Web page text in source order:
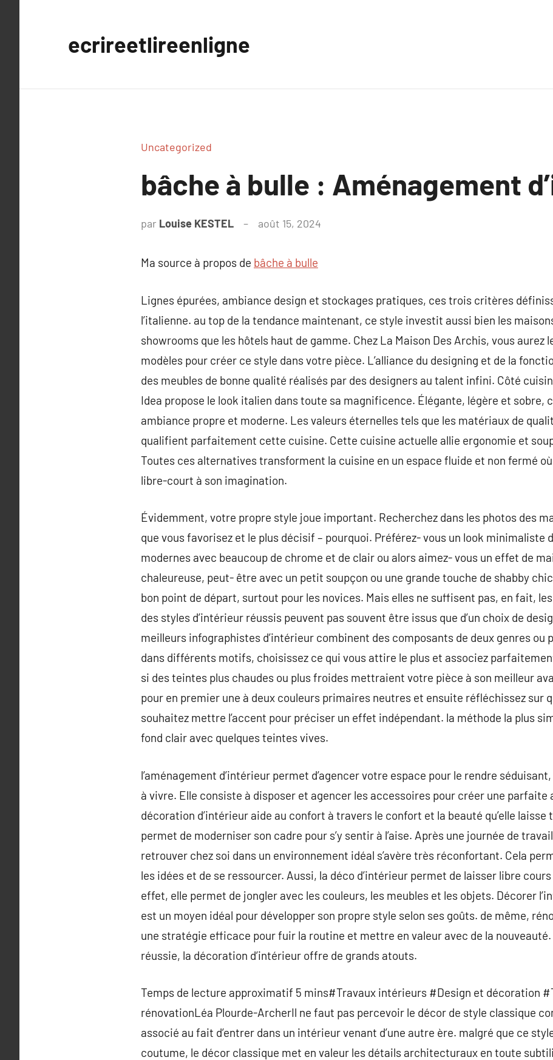
ecrireetlireenligne
Uncategorized
bâche à bulle : Aménagement
par Louise KESTEL août 15, 2024
Ma source à propos de bâche à bulle
Lignes épurées, ambiance design et stockages pratiques, ces trois critères
l’italienne. au top de la tendance maintenant, ce style investit aussi bien les
showrooms que les hôtels haut de gamme. Chez La Maison Des Archis, vous aurez
modèles pour créer ce style dans votre pièce. L’alliance du designing et de la
des meubles de bonne qualité réalisés par des designers au talent infini. Côté
Idea propose le look italien dans toute sa magnificence. Élégante, légère et sobre,
ambiance propre et moderne. Les valeurs éternelles tels que les matériaux de
qualifient parfaitement cette cuisine. Cette cuisine actuelle allie ergonomie et
Toutes ces alternatives transforment la cuisine en un espace fluide et non fermé
libre-court à son imagination.
Évidemment, votre propre style joue important. Recherchez dans les photos des
que vous favorisez et le plus décisif – pourquoi. Préférez- vous un look minimaliste
modernes avec beaucoup de chrome et de clair ou alors aimez- vous un effet de
chaleureuse, peut- être avec un petit soupçon ou une grande touche de shabby
bon point de départ, surtout pour les novices. Mais elles ne suffisent pas, en fait,
des styles d’intérieur réussis peuvent pas souvent être issus que d’un choix de
meilleurs infographistes d’intérieur combinent des composants de deux genres ou
dans différents motifs, choisissez ce qui vous attire le plus et associez
si des teintes plus chaudes ou plus froides mettraient votre pièce à son meilleur
pour en premier une à deux couleurs primaires neutres et ensuite réfléchissez sur
souhaitez mettre l’accent pour préciser un effet indépendant. la méthode la plus
fond clair avec quelques teintes vives.
l’aménagement d’intérieur permet d’agencer votre espace pour le rendre
à vivre. Elle consiste à disposer et agencer les accessoires pour créer une parfaite
décoration d’intérieur aide au confort à travers le confort et la beauté qu’elle
permet de moderniser son cadre pour s’y sentir à l’aise. Après une journée de
retrouver chez soi dans un environnement idéal s’avère très réconfortant. Cela
les idées et de se ressourcer. Aussi, la déco d’intérieur permet de laisser libre
effet, elle permet de jongler avec les couleurs, les meubles et les objets. Décorer
est un moyen idéal pour développer son propre style selon ses goûts. de même,
une stratégie efficace pour fuir la routine et mettre en valeur avec de la nouveauté.
réussie, la décoration d’intérieur offre de grands atouts.
Temps de lecture approximatif 5 mins#Travaux intérieurs #Design et décoration
rénovationLéa Plourde-ArcherIl ne faut pas percevoir le décor de style classique
associé au fait d’entrer dans un intérieur venant d’une autre ère. malgré que ce
coutume, le décor classique met en valeur les détails architecturaux en toute